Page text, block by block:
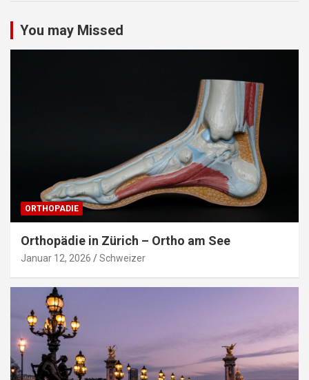
You may Missed
ORTHOPADIE
Orthopädie in Zürich – Ortho am See
Januar 12, 2026 Schweizer